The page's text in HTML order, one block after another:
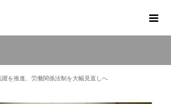
躍を推進、労働関係法制を大幅見直しへ